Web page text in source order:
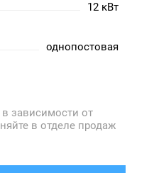
12 кВт
однопостовая
зависимости от
в отделе продаж